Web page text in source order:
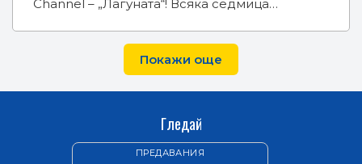
Channel – „Лагуната“! Всяка седмица…
Покажи още
Гледай
ПРЕДАВАНИЯ